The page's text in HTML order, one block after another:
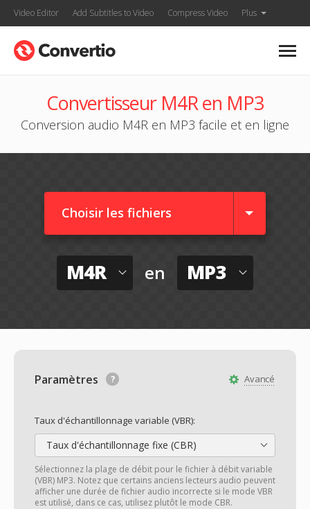
Video Editor Add Subtitles to Video Compress Video Plus
Convertisseur M4R en MP3
Conversion audio M4R en MP3 facile et en ligne
Choisir les fichiers
M4R en MP3
Avancé
Paramètres
Taux d'échantillonnage variable (VBR):
Taux d'échantillonnage fixe (CBR)
Sélectionnez la plage de débit pour le fichier à débit variable
(VBR) MP3. Notez que certains anciens lecteurs audio peuvent
afficher une durée de fichier audio incorrecte si le mode VBR
est utilisé, dans ce cas, utilisez plutôt le mode CBR.